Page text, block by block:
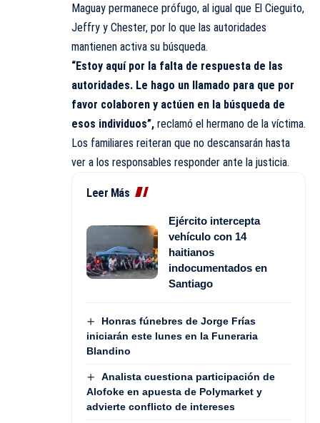
Maguay permanece prófugo, al igual que El Cieguito,
Jeffry y Chester, por lo que las autoridades
mantienen activa su búsqueda.
“Estoy aquí por la falta de respuesta de las
autoridades. Le hago un llamado para que por
favor colaboren y actúen en la búsqueda de
esos individuos”, reclamó el hermano de la víctima.
Los familiares reiteran que no descansarán hasta
ver a los responsables responder ante la justicia.
Leer Más
Ejército intercepta
vehículo con 14
haitianos
indocumentados en
Santiago
Honras fúnebres de Jorge Frías
iniciarán este lunes en la Funeraria
Blandino
Analista cuestiona participación de
Alofoke en apuesta de Polymarket y
advierte conflicto de intereses